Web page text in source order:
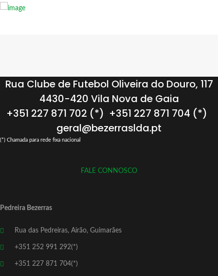
Rua Clube de Futebol Oliveira do Douro, 117
4430-420 Vila Nova de Gaia
+351 227 871 702 (*) +351 227 871 704 (*)
geral@bezerraslda.pt
(*) Chamada para rede fixa nacional
FALE CONNOSCO
Pedreira Bezerras
Rua das Pedreiras, Airão, Guimarães
+351 252 991 292(*)
+351 227 871 704(*)